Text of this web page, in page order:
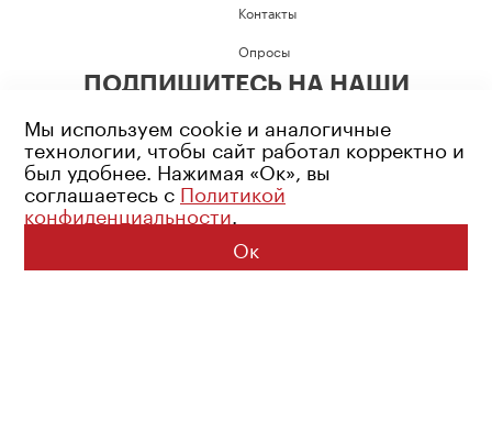
Контакты
Опросы
ПОДПИШИТЕСЬ НА НАШИ
Возрастное ограничение: 16+
Политика конфиденциальности
© 2026 Все права защищены
Мы используем cookie и аналогичные
технологии, чтобы сайт работал корректно и
был удобнее. Нажимая «Ок», вы
соглашаетесь с Политикой
конфиденциальности.
Ок